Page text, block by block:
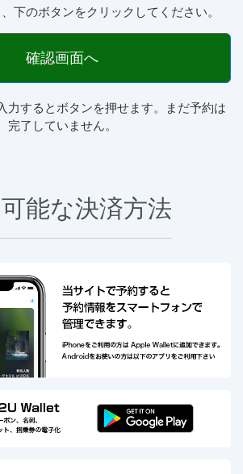
下のボタンをクリックしてください。
確認画面へ
力するとボタンを押せます。まだ予約は
完了していません。
能な決済方法